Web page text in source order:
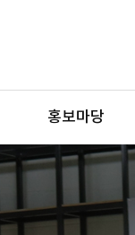
홍보마당